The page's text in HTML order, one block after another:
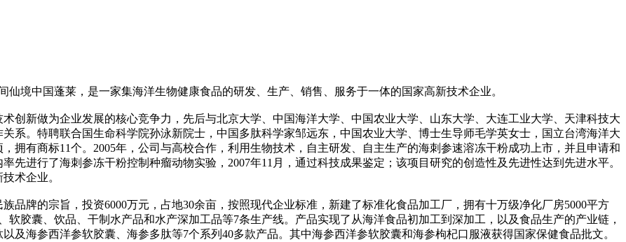
境中国蓬莱，是一家集海洋生物健康食品的研发、生产、销售、服务于一体的国家高新技术企业。
创新做为企业发展的核心竞争力，先后与北京大学、中国海洋大学、中国农业大学、山东大学、大连工业大学、天津科技大
系。特聘联合国生命科学院孙泳新院士，中国多肽科学家邹远东，中国农业大学、博士生导师毛学英女士，国立台湾海洋大
拥有商标11个。2005年，公司与高校合作，利用生物技术，自主研发、自主生产的海刺参速溶冻干粉成功上市，并且申请和
先进行了海刺参冻干粉控制种瘤动物实验，2007年11月，通过科技成果鉴定；该项目研究的创造性及先进性达到先进水平。
术企业。
品牌的宗旨，投资6000万元，占地30余亩，按照现代企业标准，新建了标准化食品加工厂，拥有十万级净化厂房5000平方
胶囊、饮品、干制水产品和水产深加工品等7条生产线。产品实现了从海洋食品初加工到深加工，以及食品生产的产业链，
及海参西洋参软胶囊、海参多肽等7个系列40多款产品。其中海参西洋参软胶囊和海参枸杞口服液获得国家保健食品批文。